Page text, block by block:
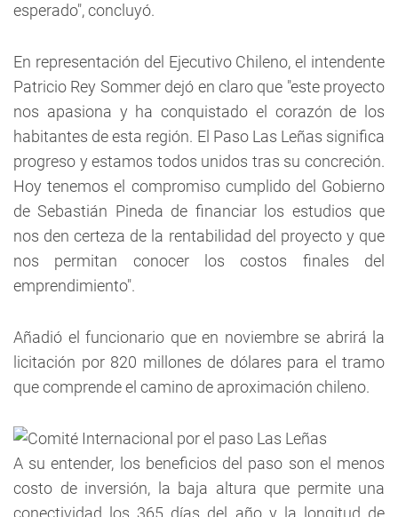
esperado", concluyó.
En representación del Ejecutivo Chileno, el intendente
Patricio Rey Sommer dejó en claro que "este proyecto
nos apasiona y ha conquistado el corazón de los
habitantes de esta región. El Paso Las Leñas significa
progreso y estamos todos unidos tras su concreción.
Hoy tenemos el compromiso cumplido del Gobierno
de Sebastián Pineda de financiar los estudios que
nos den certeza de la rentabilidad del proyecto y que
nos permitan conocer los costos finales del
emprendimiento".
Añadió el funcionario que en noviembre se abrirá la
licitación por 820 millones de dólares para el tramo
que comprende el camino de aproximación chileno.
A su entender, los beneficios del paso son el menos
costo de inversión, la baja altura que permite una
conectividad los 365 días del año y la longitud de